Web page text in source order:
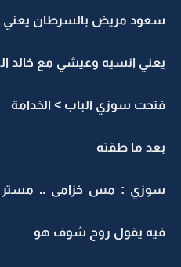
سعود مريض بالسرطان يعني
يعني انسيه وعيشي مع خالد
فتحت سوزي الباب > الخدامة
بعد ما طقته
سوزي : مس خزامى .. مستر
فيه يقول روح شوف هو